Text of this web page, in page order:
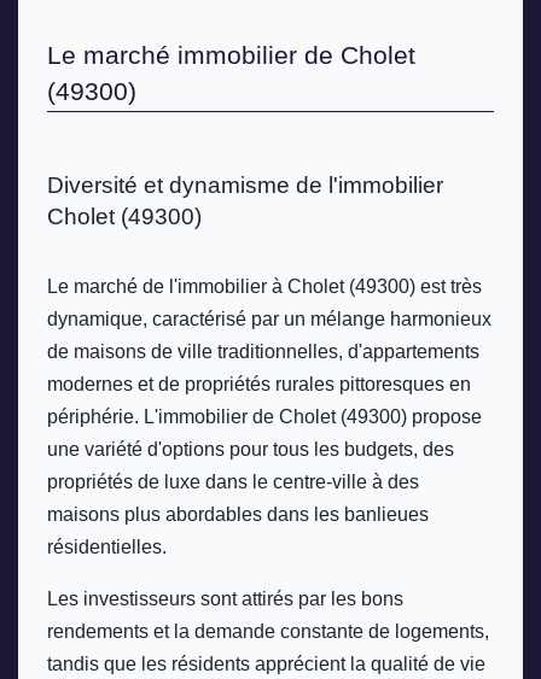
Le marché immobilier de Cholet
(49300)
Diversité et dynamisme de l'immobilier
Cholet (49300)
Le marché de l'immobilier à Cholet (49300) est très
dynamique, caractérisé par un mélange harmonieux
de maisons de ville traditionnelles, d'appartements
modernes et de propriétés rurales pittoresques en
périphérie. L'immobilier de Cholet (49300) propose
une variété d'options pour tous les budgets, des
propriétés de luxe dans le centre-ville à des
maisons plus abordables dans les banlieues
résidentielles.
Les investisseurs sont attirés par les bons
rendements et la demande constante de logements,
tandis que les résidents apprécient la qualité de vie